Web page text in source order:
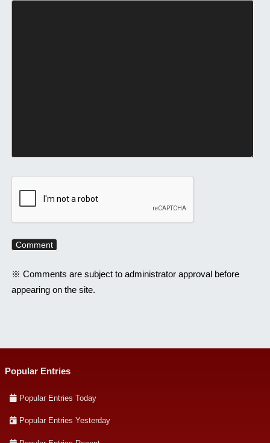
※ Comments are subject to administrator approval before
appearing on the site.
Popular Entries
Popular Entries Today
Popular Entries Yesterday